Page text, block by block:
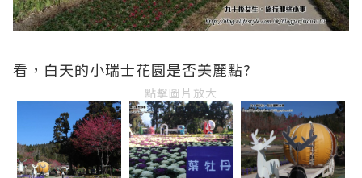
看，白天的小瑞士花園是否美麗點?
點擊圖片放大